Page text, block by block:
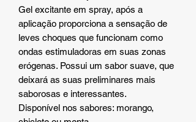
Gel excitante em spray, após a
aplicação proporciona a sensação de
leves choques que funcionam como
ondas estimuladoras em suas zonas
erógenas. Possui um sabor suave, que
deixará as suas preliminares mais
saborosas e interessantes.
Disponível nos sabores: morango,